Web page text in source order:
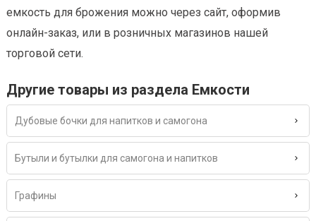
емкость для брожения можно через сайт, оформив
онлайн-заказ, или в розничных магазинов нашей
торговой сети.
Другие товары из раздела Емкости
Дубовые бочки для напитков и самогона
Бутыли и бутылки для самогона и напитков
Графины